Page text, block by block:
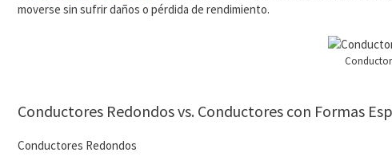
moverse sin sufrir daños o pérdida de rendimiento.
Conductores Redondos vs. Conductores con Formas
Conductores Redondos